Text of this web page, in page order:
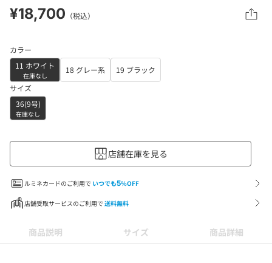
¥18,700 （税込）
カラー
11 ホワイト
在庫なし
18 グレー系
19 ブラック
サイズ
36(9号)
在庫なし
店舗在庫を見る
ルミネカードのご利用で いつでも5%OFF
店舗受取サービスのご利用で 送料無料
商品説明 サイズ 商品詳細